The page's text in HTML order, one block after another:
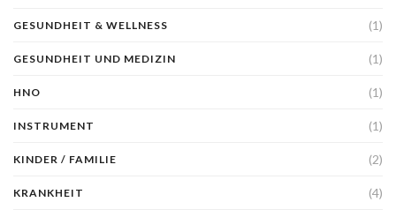
GESUNDHEIT & WELLNESS (1)
GESUNDHEIT UND MEDIZIN (1)
HNO (1)
INSTRUMENT (1)
KINDER / FAMILIE (2)
KRANKHEIT (4)